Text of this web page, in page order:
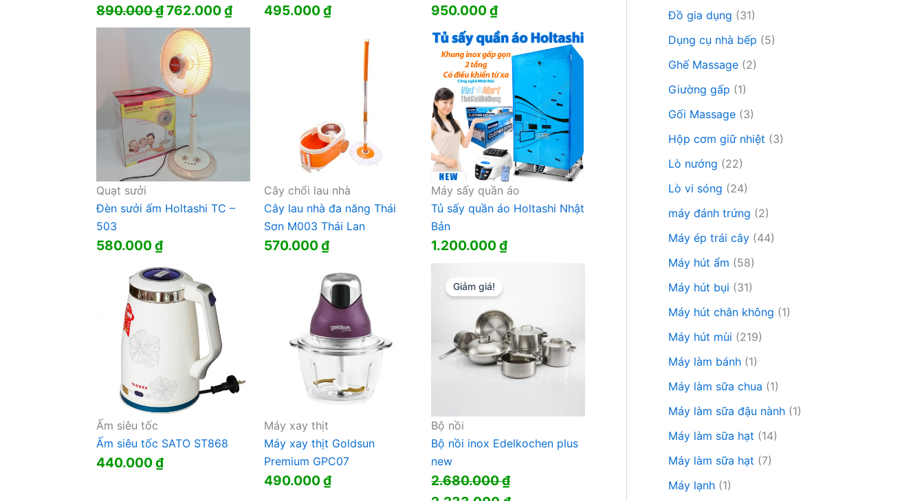
890.000₫Giá
gốc
là:
890.000 ₫.
762.000₫Giá
hiện
495.000₫ 950.000₫
Quạt sưởi
Đèn sưởi ấm Holtashi TC –
503
580.000₫
Cây chổi lau nhà
Cây lau nhà đa năng Thái
Sơn M003 Thái Lan
570.000₫
Máy sấy quần áo
Tủ sấy quần áo Holtashi Nhật
Bản
1.200.000₫
Ấm siêu tốc
Ấm siêu tốc SATO ST868
440.000₫
Máy xay thịt
Máy xay thịt Goldsun
Premium GPC07
490.000₫
Giảm giá!
Bộ nồi
Bộ nồi inox Edelkochen plus
new
2.680.000₫
Đồ gia dụng (31)
Dụng cụ nhà bếp (5)
Ghế Massage (2)
Giường gấp (1)
Gối Massage (3)
Hộp cơm giữ nhiệt (3)
Lò nướng (22)
Lò vi sóng (24)
máy đánh trứng (2)
Máy ép trái cây (44)
Máy hút ẩm (58)
Máy hút bụi (31)
Máy hút chân không (1)
Máy hút mùi (219)
Máy làm bánh (1)
Máy làm sữa chua (1)
Máy làm sữa đậu nành (1)
Máy làm sữa hạt (14)
Máy làm sữa hạt (7)
Máy lạnh (1)